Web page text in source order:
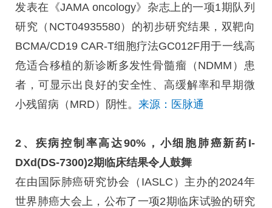
发表在《JAMA oncology》杂志上的一项1期队列
研究（NCT04935580）的初步研究结果，双靶向
BCMA/CD19 CAR-T细胞疗法GC012F用于一线高
危适合移植的新诊断多发性骨髓瘤（NDMM）患
者，可显示出良好的安全性、高缓解率和早期微
小残留病（MRD）阴性。 来源：医脉通
2、疾病控制率高达90%，小细胞肺癌新药I-
DXd(DS-7300)2期临床结果令人鼓舞
在由国际肺癌研究协会（IASLC）主办的2024年
世界肺癌大会上，公布了一项2期临床试验的研究